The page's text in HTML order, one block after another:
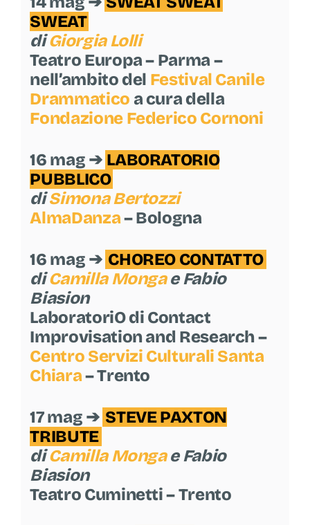
SWEAT
diGiorgia Lolli
Teatro Europa – Parma –
nell’ambito del Festival Canile
Drammatico a cura della
Fondazione Federico Cornoni
16 mag ➔ LABORATORIO
PUBBLICO
diSimona Bertozzi
AlmaDanza– Bologna
16 mag ➔ CHOREO CONTATTO
diCamilla Monga eFabio
Biasion
LaboratoriO di Contact
Improvisation and Research –
Centro Servizi Culturali Santa
Chiara– Trento
17 mag ➔ STEVE PAXTON
TRIBUTE
diCamilla Monga eFabio
Biasion
Teatro Cuminetti – Trento